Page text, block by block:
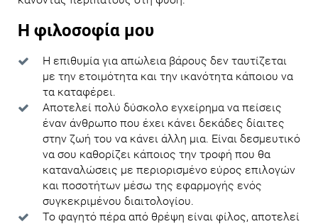
Η φιλοσοφία μου
Η επιθυμία για απώλεια βάρους δεν ταυτίζεται
με την ετοιμότητα και την ικανότητα κάποιου να
τα καταφέρει.
Αποτελεί πολύ δύσκολο εγχείρημα να πείσεις
έναν άνθρωπο που έχει κάνει δεκάδες δίαιτες
στην ζωή του να κάνει άλλη μια. Είναι δεσμευτικό
να σου καθορίζει κάποιος την τροφή που θα
καταναλώσεις με περιορισμένο εύρος επιλογών
και ποσοτήτων μέσω της εφαρμογής ενός
συγκεκριμένου διαιτολογίου.
Το φαγητό πέρα από θρέψη είναι φίλος, αποτελεί